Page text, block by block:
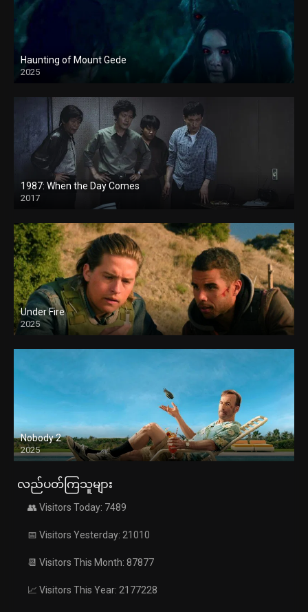
Haunting of Mount Gede
2025
1987: When the Day Comes
2017
Under Fire
2025
Nobody 2
2025
လည်ပတ်ကြသူများ
👥 Visitors Today: 7489
📅 Visitors Yesterday: 21010
📆 Visitors This Month: 87877
📈 Visitors This Year: 2177228